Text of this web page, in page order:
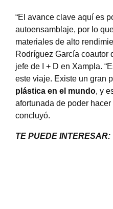
“El avance clave aquí es
autoensamblaje, por lo
materiales de alto
Rodríguez García coautor
jefe de I + D en Xampla.
este viaje. Existe un gran
plástica en el mundo, y
afortunada de poder
concluyó.
TE PUEDE INTERESAR: